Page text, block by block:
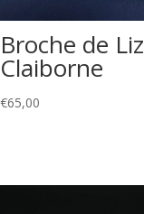
Broche de Liz
Claiborne
€65,00